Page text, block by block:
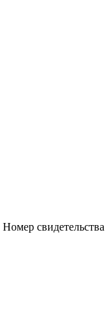
Номер свидетельства